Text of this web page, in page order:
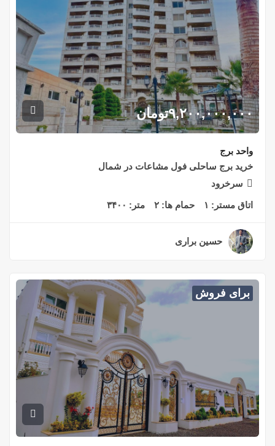
۹,۲۰۰,۰۰۰,۰۰۰تومان
واحد برج
خرید برج ساحلی فول مشاعات در شمال
سرخرود
اتاق مستر: ۱ حمام ها: ۲ متر: ۳۴۰۰
حسین براری
برای فروش